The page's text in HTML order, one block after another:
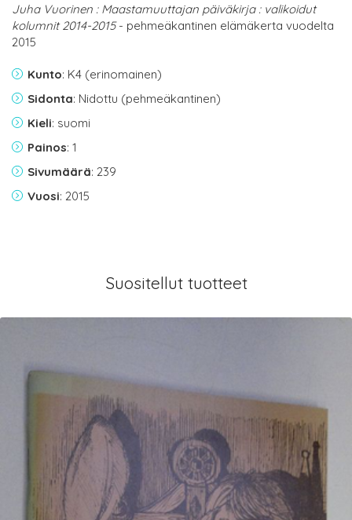
Juha Vuorinen : Maastamuuttajan päiväkirja : valikoidut
kolumnit 2014-2015- pehmeäkantinen elämäkerta vuodelta
2015
Kunto: K4 (erinomainen)
Sidonta: Nidottu (pehmeäkantinen)
Kieli: suomi
Painos: 1
Sivumäärä: 239
Vuosi: 2015
Suositellut tuotteet